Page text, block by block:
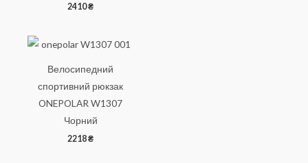
2410₴
Велосипедний
спортивний рюкзак
ONEPOLAR W1307
Чорний
2218₴